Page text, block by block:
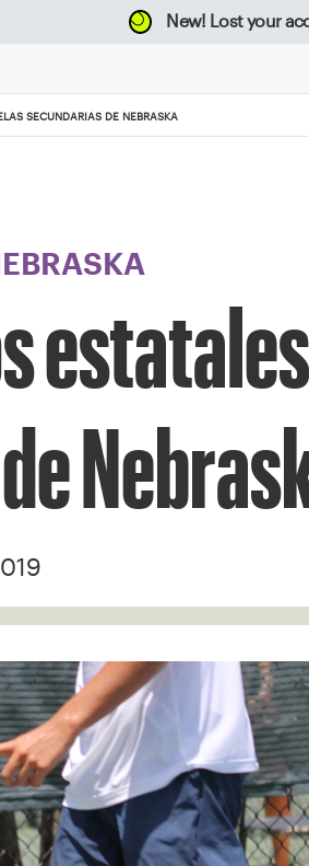
New! Lost your
SECUNDARIAS DE NEBRASKA